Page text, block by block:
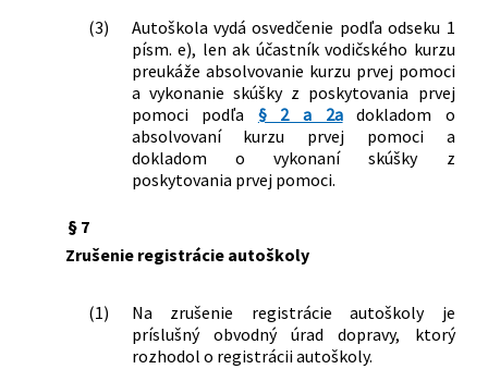
(3)
Autoškola vydá osvedčenie podľa odseku 1
písm. e), len ak účastník vodičského kurzu
preukáže absolvovanie kurzu prvej pomoci
a vykonanie skúšky z poskytovania prvej
pomoci podľa § 2 a 2adokladom o
absolvovaní kurzu prvej pomoci a
dokladom o vykonaní skúšky z
poskytovania prvej pomoci.
§ 7
Zrušenie registrácie autoškoly
(1)
Na zrušenie registrácie autoškoly je
príslušný obvodný úrad dopravy, ktorý
rozhodol o registrácii autoškoly.